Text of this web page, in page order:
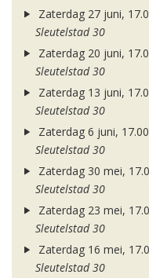
Zaterdag 27 juni,
Sleutelstad 30
Zaterdag 20 juni,
Sleutelstad 30
Zaterdag 13 juni,
Sleutelstad 30
Zaterdag 6 juni,
Sleutelstad 30
Zaterdag 30 mei,
Sleutelstad 30
Zaterdag 23 mei,
Sleutelstad 30
Zaterdag 16 mei,
Sleutelstad 30